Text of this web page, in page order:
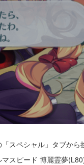
スペシャル」タブから
スピード 博麗霊夢